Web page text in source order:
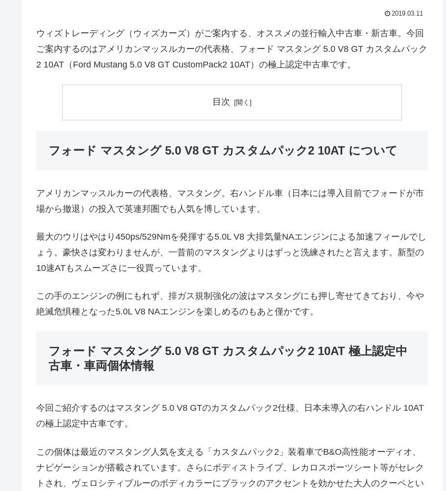
2019.03.11
ウィズトレーディング（ウィズカーズ）がご案内する、オススメの並行輸入中古車・新古車。今回
ご案内するのはアメリカンマッスルカーの代表格、フォード マスタング 5.0 V8 GT カスタムパック
2 10AT（Ford Mustang 5.0 V8 GT CustomPack2 10AT）の極上認定中古車です。
目次
フォード マスタング 5.0 V8 GT カスタムパック2 10AT について
アメリカンマッスルカーの代表格、マスタング。右ハンドル車（日本には導入目前でフォードが市
場から撤退）の投入で英連邦圏でも人気を博しています。
最大のウリはやはり450ps/529Nmを発揮する5.0L V8 大排気量NAエンジンによる加速フィールでし
ょう。豪快さは変わりませんが、一昔前のマスタングよりはずっと洗練されたと言えます。新型の
10速ATもスムーズさに一役買っています。
この手のエンジンの例にもれず、排ガス規制強化の波はマスタングにも押し寄せてきており、今や
絶滅危惧種となった5.0L V8 NAエンジンを楽しめるのもあと僅かです。
フォード マスタング 5.0 V8 GT カスタムパック2 10AT 極上認定中
古車・車両個体情報
今回ご紹介するのはマスタング 5.0 V8 GTのカスタムパック2仕様、日本未導入の右ハンドル 10AT
の極上認定中古車です。
この個体は最近のマスタング人気を支える「カスタムパック2」装着車でB&O高性能オーディオ、
ナビゲーションが搭載されています。さらにボディストライプ、レカロスポーツシート等がセレク
トされ、ヴェロシティブルーのボディカラーにブラックのアクセントを効かせた大人のクーペとい